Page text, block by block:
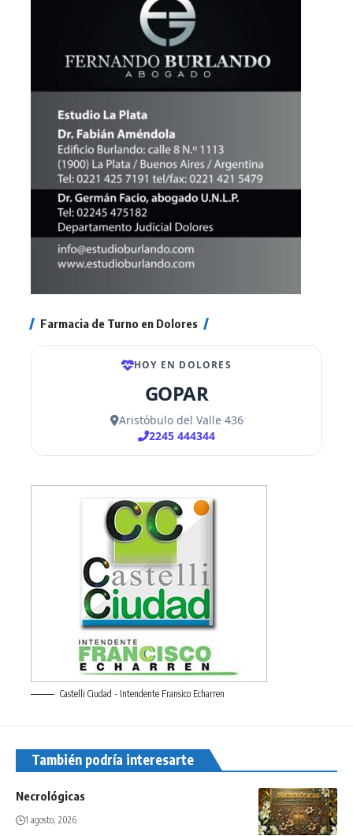
Farmacia de Turno en Dolores
Castelli Ciudad - Intendente Fransico Echarren
También podría interesarte
Necrológicas
1 agosto, 2026